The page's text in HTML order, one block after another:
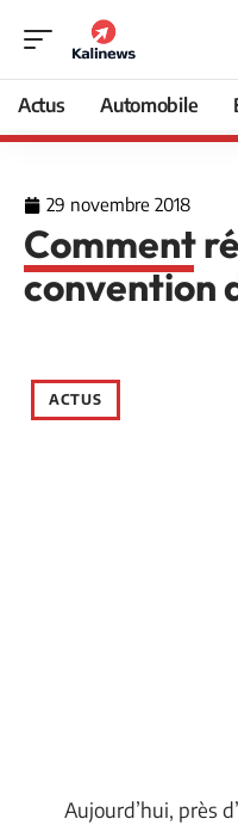
Actus Automobile
29 novembre 2018
Comment
convention
ACTUS
Aujourd’hui, près